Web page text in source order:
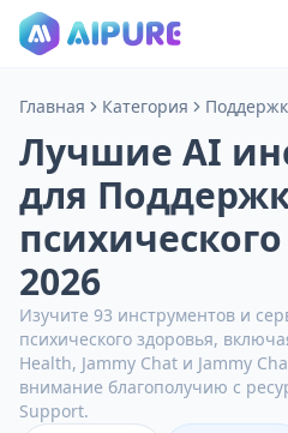
Главная Категория
Лучшие AI
для
2026
Изучите 93 инструментов и
психического здоровья,
Health, Jammy Chat и Jammy
внимание благополучию с
Support.